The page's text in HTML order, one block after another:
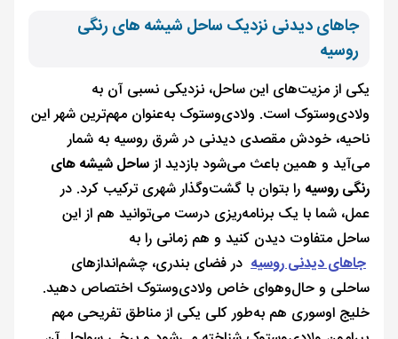
جاهای دیدنی نزدیک ساحل شیشه های رنگی
روسیه
یکی از مزیت‌های این ساحل، نزدیکی نسبی آن به
ولادی‌وستوک است. ولادی‌وستوک به‌عنوان مهم‌ترین شهر این
ناحیه، خودش مقصدی دیدنی در شرق روسیه به شمار
می‌آید و همین باعث می‌شود بازدید ازساحل شیشه های
رنگی روسیه را بتوان با گشت‌وگذار شهری ترکیب کرد. در
عمل، شما با یک برنامه‌ریزی درست می‌توانید هم از این
ساحل متفاوت دیدن کنید و هم زمانی را به
جاهای دیدنی روسیه در فضای بندری، چشم‌اندازهای
ساحلی و حال‌وهوای خاص ولادی‌وستوک اختصاص دهید.
خلیج اوسوری هم به‌طور کلی یکی از مناطق تفریحی مهم